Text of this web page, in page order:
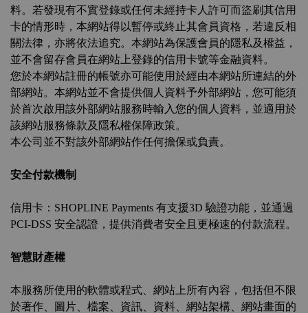
料。若發現有不實登錄或任何未經持卡人許可而盜刷其信用
卡的情形時，本網站得以暫停或終止其會員資格，若違反相
關法律，亦將依法追究。本網站為保護會員的隱私及權益，
並不會留存會員在網站上登錄的信用卡號等金融資料。
您於本網站註冊的帳號亦可能使用於經由本網站所連結的外
部網站。本網站並不會提供個人資料予外部網站，您可能須
於首次啟用該外部網站服務時輸入您的個人資料，並適用於
該網站服務條款及隱私權保障政策。
本公司並不對該外部網站作任何擔保或負責。
安全付款機制
信用卡：SHOPLINE Payments 有支援3D 驗證功能，並通過
PCI-DSS 安全認證，提供消費者安全且更極速的付款流程。
智慧財產權
本服務所使用的軟體或程式、網站上所有內容，包括但不限
於著作、圖片、檔案、資訊、資料、網站架構、網站畫面的